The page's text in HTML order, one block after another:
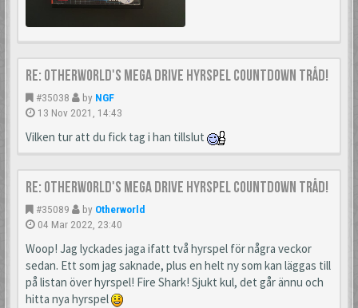
Re: Otherworld's Mega Drive Hyrspel Countdown Tråd!
#35038 by NGF
13 Nov 2021, 14:43
Vilken tur att du fick tag i han tillslut
Re: Otherworld's Mega Drive Hyrspel Countdown Tråd!
#35089 by Otherworld
04 Mar 2022, 23:40
Woop! Jag lyckades jaga ifatt två hyrspel för några veckor
sedan. Ett som jag saknade, plus en helt ny som kan läggas till
på listan över hyrspel! Fire Shark! Sjukt kul, det går ännu och
hitta nya hyrspel